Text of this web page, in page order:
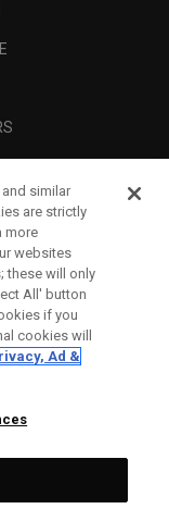
similar
are strictly
more
websites
these will only
All' button
if you
cookies will
Ad &